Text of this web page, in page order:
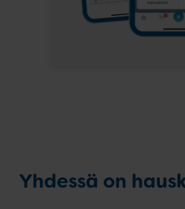
Yhdessä on